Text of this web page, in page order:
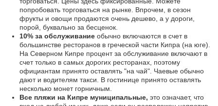
попробовать торговаться на рынке. Впрочем, в сезон
фрукты и овощи продаются очень дешево, а у дороги,
порой, буквально за бесценок.
10% за обслуживание обычно включаются в счет в
большинстве ресторанов в греческой части Кипра (на юге).
На Северном Кипре процент за обслуживание включают в
счет только в самых дорогих ресторанах, поэтому
официантам принято оставлять "на чай". Чаевые обычно
дают и водителям такси. В гостинице принято оставлять
несколько монет горничным.
Все пляжи на Кипре муниципальные, это означает, что